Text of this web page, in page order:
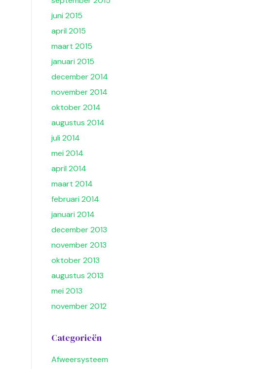
juni 2015
april 2015
maart 2015
januari 2015
december 2014
november 2014
oktober 2014
augustus 2014
juli 2014
mei 2014
april 2014
maart 2014
februari 2014
januari 2014
december 2013
november 2013
oktober 2013
augustus 2013
mei 2013
november 2012
Categorieën
Afweersysteem